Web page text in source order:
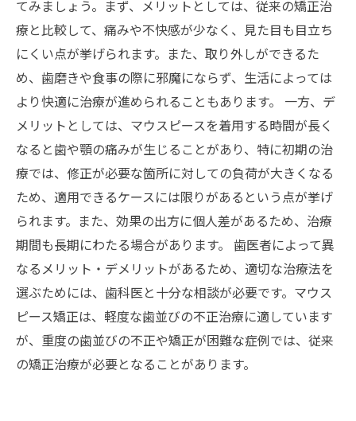
てみましょう。まず、メリットとしては、従来の矯正治
療と比較して、痛みや不快感が少なく、見た目も目立ち
にくい点が挙げられます。また、取り外しができるた
め、歯磨きや食事の際に邪魔にならず、生活によっては
より快適に治療が進められることもあります。 一方、デ
メリットとしては、マウスピースを着用する時間が長く
なると歯や顎の痛みが生じることがあり、特に初期の治
療では、修正が必要な箇所に対しての負荷が大きくなる
ため、適用できるケースには限りがあるという点が挙げ
られます。また、効果の出方に個人差があるため、治療
期間も長期にわたる場合があります。 歯医者によって異
なるメリット・デメリットがあるため、適切な治療法を
選ぶためには、歯科医と十分な相談が必要です。マウス
ピース矯正は、軽度な歯並びの不正治療に適しています
が、重度の歯並びの不正や矯正が困難な症例では、従来
の矯正治療が必要となることがあります。